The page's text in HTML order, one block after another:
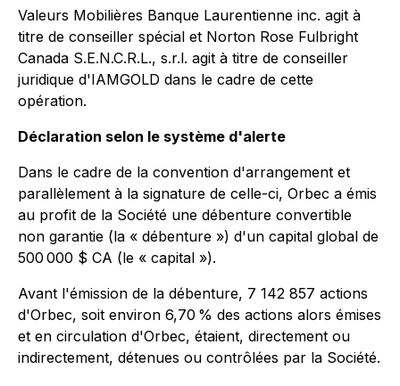
Valeurs Mobilières Banque Laurentienne inc. agit à
titre de conseiller spécial et Norton Rose Fulbright
Canada S.E.N.C.R.L., s.r.l. agit à titre de conseiller
juridique d'IAMGOLD dans le cadre de cette
opération.
Déclaration selon le système d'alerte
Dans le cadre de la convention d'arrangement et
parallèlement à la signature de celle-ci, Orbec a émis
au profit de la Société une débenture convertible
non garantie (la « débenture ») d'un capital global de
500 000 $ CA (le « capital »).
Avant l'émission de la débenture, 7 142 857 actions
d'Orbec, soit environ 6,70 % des actions alors émises
et en circulation d'Orbec, étaient, directement ou
indirectement, détenues ou contrôlées par la Société.